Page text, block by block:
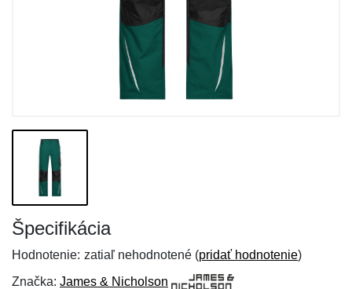
Špecifikácia
Hodnotenie: zatiaľ nehodnotené (pridať hodnotenie)
Značka: James & Nicholson